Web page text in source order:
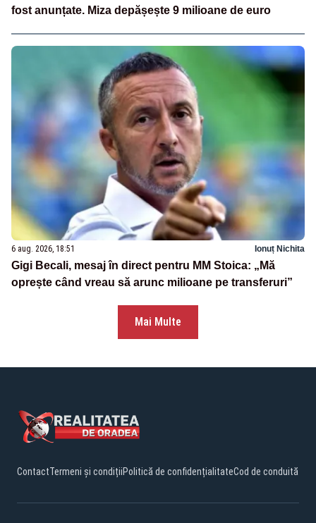
fost anunțate. Miza depășește 9 milioane de euro
6 aug. 2026, 18:51 Ionuț Nichita
Gigi Becali, mesaj în direct pentru MM Stoica: „Mă
oprește când vreau să arunc milioane pe transferuri”
Mai Multe
ContactTermeni și condițiiPolitică de confidențialitateCod de conduită